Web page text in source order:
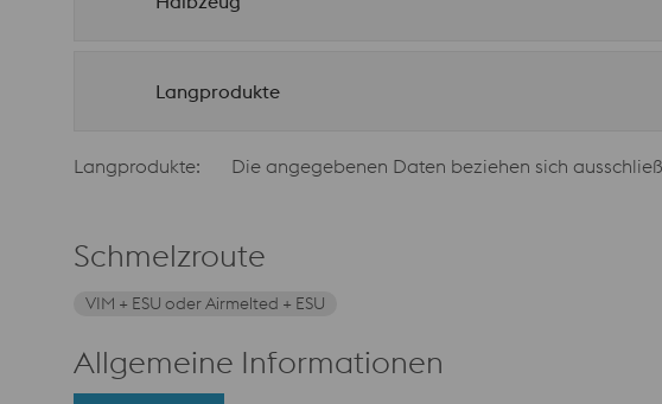
Langprodukte
Langprodukte: Die angegebenen Daten beziehen sich
Schmelzroute
VIM + ESU oder Airmelted + ESU
Allgemeine Informationen